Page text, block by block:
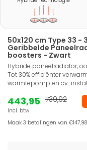
50x120 cm Type 33 -
Geribbelde
boosters - Zwart
Hybride paneelradiator,
Tot 30% efficiënter
warmtepomp en cv-
443,95
Incl. btw
739,92
Maak 3 betalingen van